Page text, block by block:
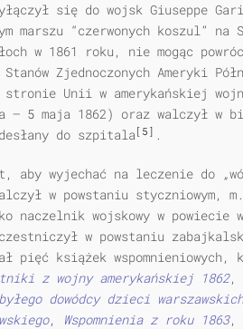
się do wojsk Giuseppe
marszu “czerwonych koszul”
w 1861 roku, nie mogąc
Zjednoczonych Ameryki
stronie Unii w amerykańskiej
5 maja 1862) oraz walczył w
do szpitala[5] .
aby wyjechać na leczenie do
w powstaniu styczniowym,
naczelnik wojskowy w powiecie
w powstaniu
pięć książek wspomnieniowych,
z wojny amerykańskiej 1862,
dowódcy dzieci
, Wspomnienia z roku 1863,